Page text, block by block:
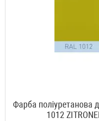
Фарба поліуретанова
1012